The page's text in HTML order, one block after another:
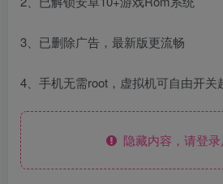
3、已删除广告，最新版更流畅
4、手机无需root，虚拟机可自由开关
隐藏内容，请登